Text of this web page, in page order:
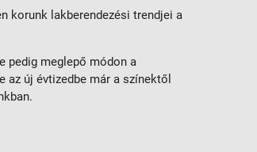
korunk lakberendezési trendjei a
pedig meglepő módon a
új évtizedbe már a színektől